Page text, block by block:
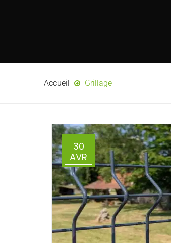
Accueil Grillage
30
AVR